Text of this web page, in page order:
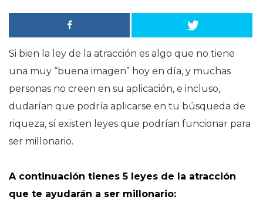
Si bien la ley de la atracción es algo que no tiene
una muy “buena imagen” hoy en día, y muchas
personas no creen en su aplicación, e incluso,
dudarían que podría aplicarse en tu búsqueda de
riqueza, sí existen leyes que podrían funcionar para
ser millonario.
A continuación tienes 5 leyes de la atracción
que te ayudarán a ser millonario: